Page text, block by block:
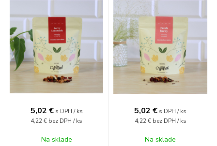
5,02 € s DPH / ks
4,22 € bez DPH / ks
Na sklade
5,02 € s DPH / ks
4,22 € bez DPH / ks
Na sklade